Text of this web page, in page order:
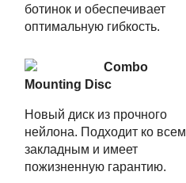
ботинок и обеспечивает
оптимальную гибкость.
Combo
Mounting Disc
Новый диск из прочного
нейлона. Подходит ко всем
закладным и имеет
пожизненную гарантию.